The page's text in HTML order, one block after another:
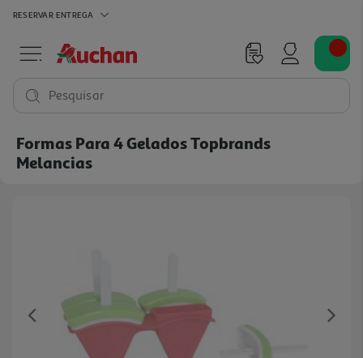
RESERVAR ENTREGA
Pesquisar
Formas Para 4 Gelados Topbrands
Melancias
Previous